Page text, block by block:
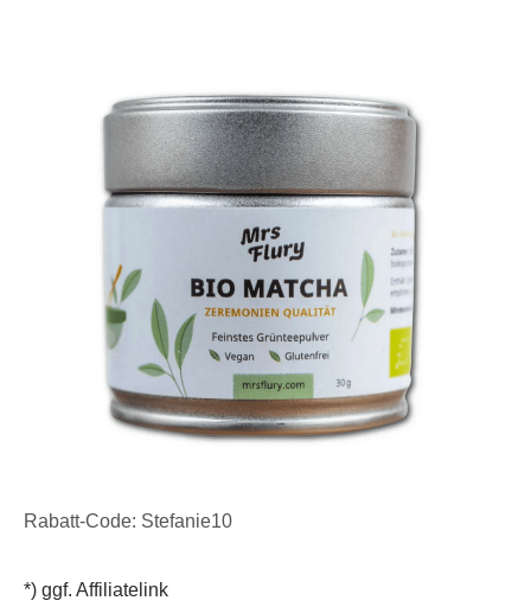
Rabatt-Code: Stefanie10
*) ggf. Affiliatelink